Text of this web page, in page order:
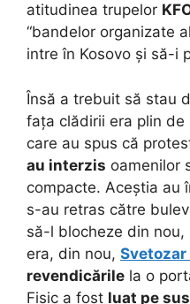
atitudinea trupelor
“bandelor organizate
intre în Kosovo și să-i
Însă a trebuit să stau
fața clădirii era plin de
care au spus că
au interzis oamenilor
compacte. Aceștia au
s-au retras către
să-l blocheze din
era, din nou, Svetozar
revendicările la o
Fisic a fost luat pe sus